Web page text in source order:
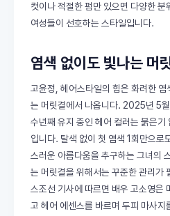
컷이나 적절한 펌만 있으면 다양한 분
여성들이 선호하는 스타일입니다.
염색 없이도 빛나는 머
고윤정, 헤어스타일의 힘은 화려한
는 머릿결에서 나옵니다. 2025년 5
수년째 유지 중인 헤어 컬러는 붉은기
입니다. 탈색 없이 첫 염색 1회만으로
스러운 아름다움을 추구하는 그녀의
는 머릿결을 위해서는 꾸준한 관리가
스조선 기사에 따르면 배우 고소영은
고 헤어 에센스를 바르며 두피 마사